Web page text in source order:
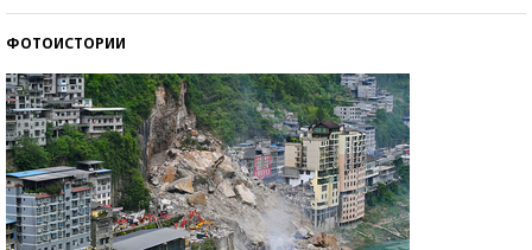
ФОТОИСТОРИИ